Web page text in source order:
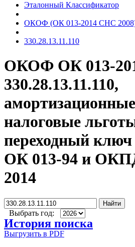
Эталонный Классификатор
ОКОФ (ОК 013-2014 СНС
330.28.13.11.110
ОКОФ ОК 013-
330.28.13.11.110,
налоговые
переходный
ОК 013-94 и
2014
Найти
Выбрать год:
История поиска
Выгрузить в PDF